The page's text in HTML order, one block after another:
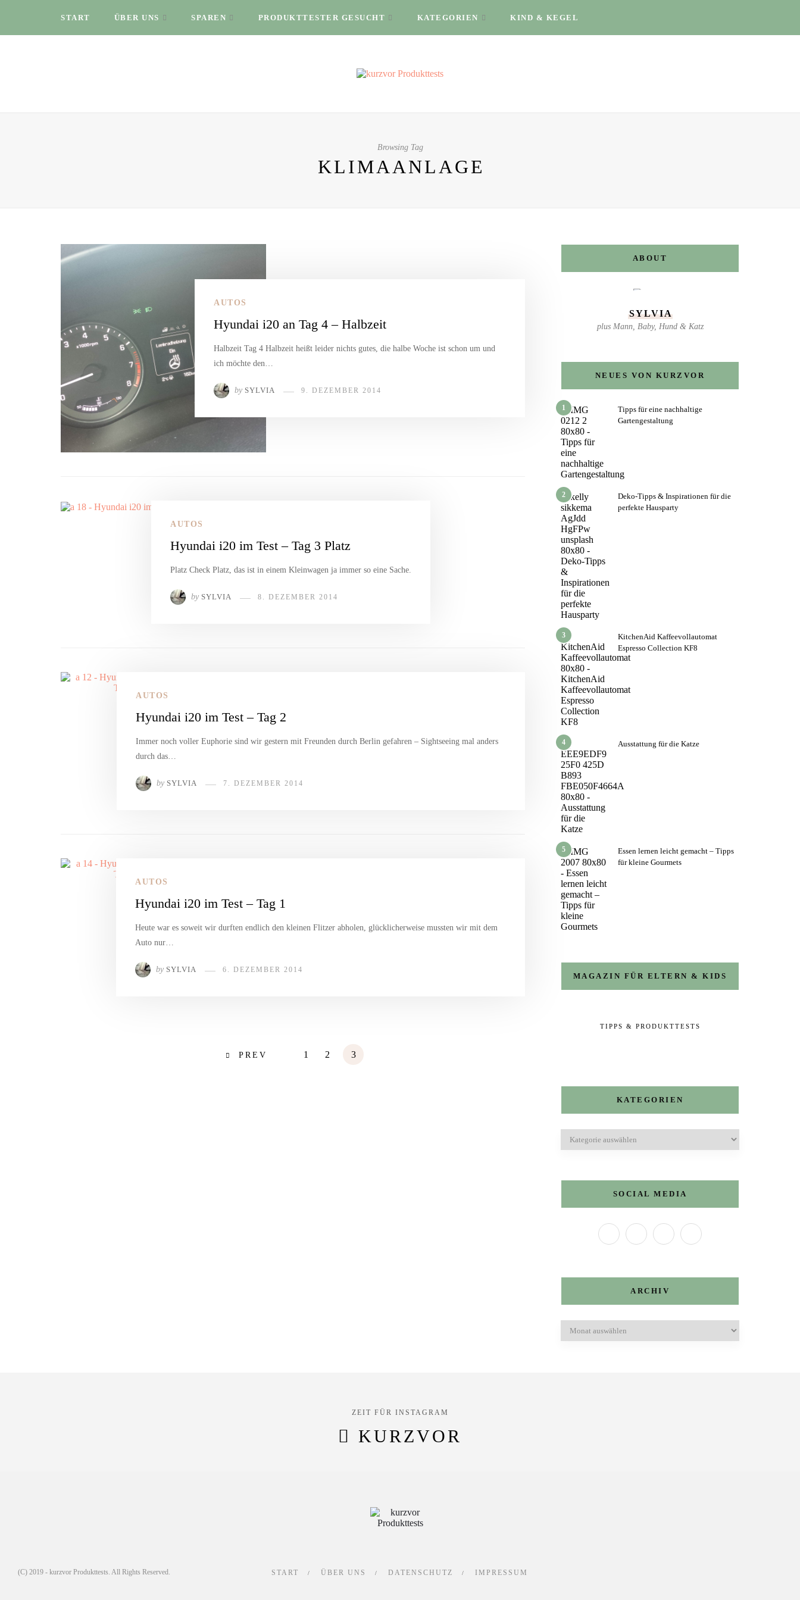
START ÜBER UNS SPAREN PRODUKTTESTER GESUCHT KATEGORIEN KIND & KEGEL
Browsing Tag
KLIMAANLAGE
AUTOS
Hyundai i20 an Tag 4 – Halbzeit
Halbzeit Tag 4 Halbzeit heißt leider nichts gutes, die halbe Woche ist schon um und
ich möchte den…
by SYLVIA 9. DEZEMBER 2014
AUTOS
Hyundai i20 im Test – Tag 3 Platz
Platz Check Platz, das ist in einem Kleinwagen ja immer so eine Sache.
by SYLVIA 8. DEZEMBER 2014
AUTOS
Hyundai i20 im Test – Tag 2
Immer noch voller Euphorie sind wir gestern mit Freunden durch Berlin gefahren – Sightseeing mal anders
durch das…
by SYLVIA 7. DEZEMBER 2014
AUTOS
Hyundai i20 im Test – Tag 1
Heute war es soweit wir durften endlich den kleinen Flitzer abholen, glücklicherweise mussten wir mit dem
Auto nur…
by SYLVIA 6. DEZEMBER 2014
PREV 1 2 3
ABOUT
SYLVIA
plus Mann, Baby, Hund & Katz
NEUES VON KURZVOR
1
Tipps für eine nachhaltige
Gartengestaltung
2
Deko-Tipps & Inspirationen für die
perfekte Hausparty
3
KitchenAid Kaffeevollautomat
Espresso Collection KF8
4 Ausstattung für die Katze
5
Essen lernen leicht gemacht – Tipps
für kleine Gourmets
MAGAZIN FÜR ELTERN & KIDS
TIPPS & PRODUKTTESTS
KATEGORIEN
SOCIAL MEDIA
ARCHIV
ZEIT FÜR INSTAGRAM
KURZVOR
(C) 2019 - kurzvor Produkttests. All Rights Reserved. START ÜBER UNS DATENSCHUTZ IMPRESSUM